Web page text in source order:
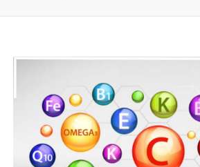
Términos y Condiciones
Contáctenos
————-